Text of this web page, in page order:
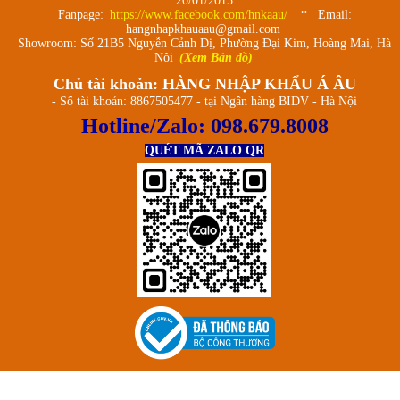
Fanpage: https://www.facebook.com/hnkaau/
* Email:
hangnhapkhauaau@gmail.com
Showroom: Số 21B5 Nguyễn Cảnh Dị, Phường Đại Kim, Hoàng Mai, Hà
Nội (Xem Bản đồ)
Chủ tài khoản: HÀNG NHẬP KHẨU Á ÂU
- Số tài khoản: 8867505477 - tại Ngân hàng BIDV - Hà Nội
Hotline/Zalo: 098.679.8008
QUÉT MÃ ZALO QR